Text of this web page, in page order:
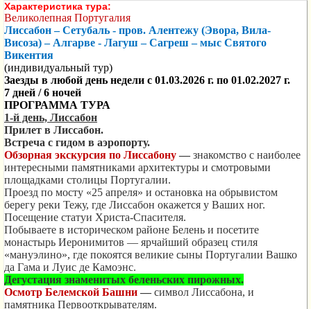
Характеристика тура:
Великолепная Португалия
Лиссабон – Сетубаль - пров. Алентежу (Эвора, Вила-
Висоза) – Алгарве - Лагуш – Сагреш – мыс Святого
Викентия
(индивидуальный тур)
Заезды в любой день недели с 01.03.2026 г. по 01.02.2027 г.
7 дней / 6 ночей
ПРОГРАММА ТУРА
1-й день, Лиссабон
Прилет в Лиссабон.
Встреча с гидом в аэропорту.
Обзорная экскурсия по Лиссабону — знакомство с наиболее
интересными памятниками архитектуры и смотровыми
площадками столицы Португалии.
Проезд по мосту «25 апреля» и остановка на обрывистом
берегу реки Тежу, где Лиссабон окажется у Ваших ног.
Посещение статуи Христа-Спасителя.
Побываете в историческом районе Белень и посетите
монастырь Иеронимитов — ярчайший образец стиля
«мануэлино», где покоятся великие сыны Португалии Вашко
да Гама и Луис де Камоэнс.
Дегустация знаменитых беленьских пирожных.
Осмотр Белемской Башни — символ Лиссабона, и
памятника Первооткрывателям.